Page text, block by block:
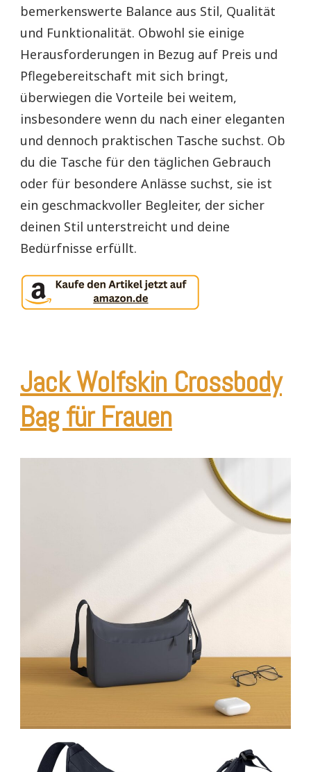
bemerkenswerte Balance aus Stil, Qualität
und Funktionalität. Obwohl sie einige
Herausforderungen in Bezug auf Preis und
Pflegebereitschaft mit sich bringt,
überwiegen die Vorteile bei weitem,
insbesondere wenn du nach einer eleganten
und dennoch praktischen Tasche suchst. Ob
du die Tasche für den täglichen Gebrauch
oder für besondere Anlässe suchst, sie ist
ein geschmackvoller Begleiter, der sicher
deinen Stil unterstreicht und deine
Bedürfnisse erfüllt.
Jack Wolfskin Crossbody
Bag für Frauen